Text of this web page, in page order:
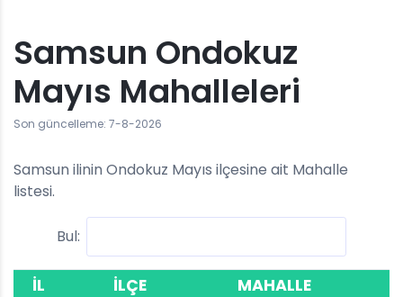
Samsun Ondokuz
Mayıs Mahalleleri
Son güncelleme: 7-8-2026
Samsun ilinin Ondokuz Mayıs ilçesine ait Mahalle
listesi.
Bul:
İL İLÇE MAHALLE